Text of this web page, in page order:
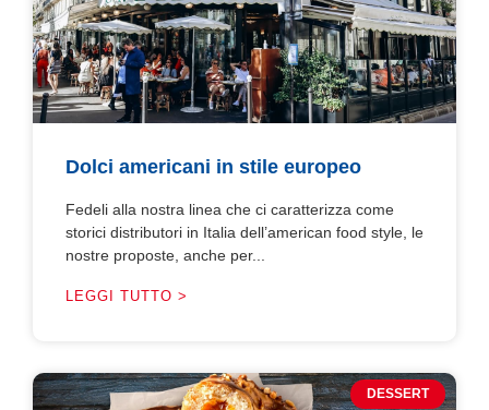
Dolci americani in stile europeo
Fedeli alla nostra linea che ci caratterizza come
storici distributori in Italia dell’american food style, le
nostre proposte, anche per...
LEGGI TUTTO >
DESSERT